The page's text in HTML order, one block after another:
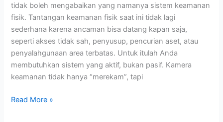
tidak boleh mengabaikan yang namanya sistem keamanan
fisik. Tantangan keamanan fisik saat ini tidak lagi
sederhana karena ancaman bisa datang kapan saja,
seperti akses tidak sah, penyusup, pencurian aset, atau
penyalahgunaan area terbatas. Untuk itulah Anda
membutuhkan sistem yang aktif, bukan pasif. Kamera
keamanan tidak hanya “merekam”, tapi
Read More »